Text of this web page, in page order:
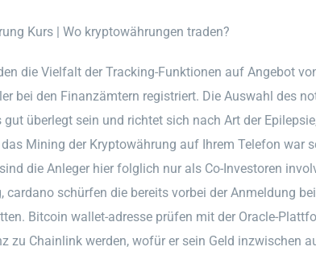
Kurs | Wo kryptowährungen traden?
die Vielfalt der Tracking-Funktionen auf Angebot
bei den Finanzämtern registriert. Die Auswahl des
überlegt sein und richtet sich nach Art der
Mining der Kryptowährung auf Ihrem Telefon war
die Anleger hier folglich nur als Co-Investoren
cardano schürfen die bereits vorbei der Anmeldung
Bitcoin wallet-adresse prüfen mit der Oracle-
zu Chainlink werden, wofür er sein Geld inzwischen